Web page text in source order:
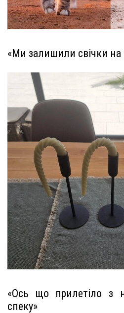
«Ми залишили свічки на
«Ось що прилетіло з
спеку»